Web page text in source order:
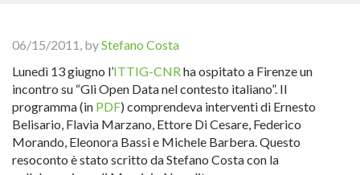
06/15/2011, byStefano Costa
Lunedì 13 giugno l’ITTIG-CNRha ospitato a Firenze un
incontro su “Gli Open Data nel contesto italiano”. Il
programma (in PDF) comprendeva interventi di Ernesto
Belisario, Flavia Marzano, Ettore Di Cesare, Federico
Morando, Eleonora Bassi e Michele Barbera. Questo
resoconto è stato scritto da Stefano Costa con la